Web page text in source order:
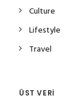
Culture
Lifestyle
Travel
ÜST VERI